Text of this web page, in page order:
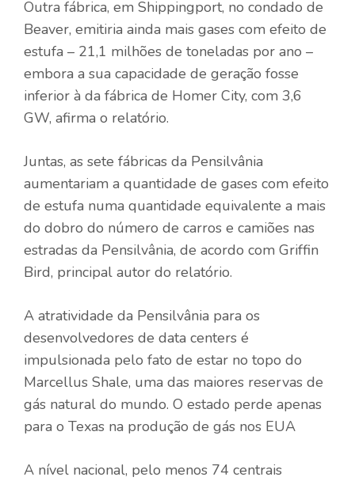
Outra fábrica, em Shippingport, no condado de
Beaver, emitiria ainda mais gases com efeito de
estufa – 21,1 milhões de toneladas por ano –
embora a sua capacidade de geração fosse
inferior à da fábrica de Homer City, com 3,6
GW, afirma o relatório.
Juntas, as sete fábricas da Pensilvânia
aumentariam a quantidade de gases com efeito
de estufa numa quantidade equivalente a mais
do dobro do número de carros e camiões nas
estradas da Pensilvânia, de acordo com Griffin
Bird, principal autor do relatório.
A atratividade da Pensilvânia para os
desenvolvedores de data centers é
impulsionada pelo fato de estar no topo do
Marcellus Shale, uma das maiores reservas de
gás natural do mundo. O estado perde apenas
para o Texas na produção de gás nos EUA
A nível nacional, pelo menos 74 centrais